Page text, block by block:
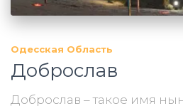
Одесская Область
Доброслав
Доброслав – такое имя